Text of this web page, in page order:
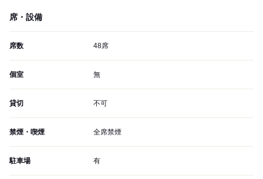
席・設備
席数 48席
個室 無
貸切 不可
禁煙・喫煙 全席禁煙
駐車場 有